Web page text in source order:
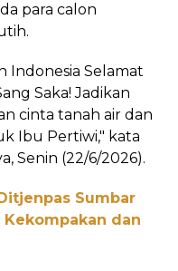
para calon
Indonesia Selamat
Saka! Jadikan
cinta tanah air dan
Ibu Pertiwi," kata
Senin (22/6/2026).
Sumbar
dan